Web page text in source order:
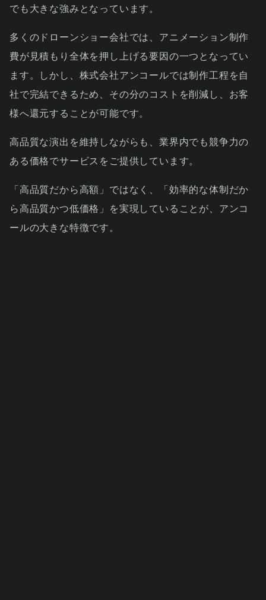
でも大きな強みとなっています。
多くのドローンショー会社では、アニメーション制作
費が見積もり全体を押し上げる要因の一つとなってい
ます。しかし、株式会社アンコールでは制作工程を自
社で完結できるため、その分のコストを削減し、お客
様へ還元することが可能です。
高品質な演出を維持しながらも、業界内でも競争力の
ある価格でサービスをご提供しています。
「高品質だから高額」ではなく、「効率的な体制だか
ら高品質かつ低価格」を実現していることが、アンコ
ールの大きな特徴です。